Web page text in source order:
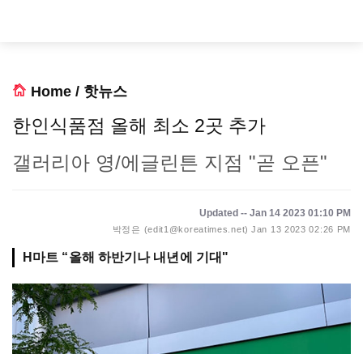
Home / 핫뉴스
한인식품점 올해 최소 2곳 추가
갤러리아 영/에글린튼 지점 "곧 오픈"
Updated -- Jan 14 2023 01:10 PM
박정은 (edit1@koreatimes.net) Jan 13 2023 02:26 PM
H마트 “올해 하반기나 내년에 기대"